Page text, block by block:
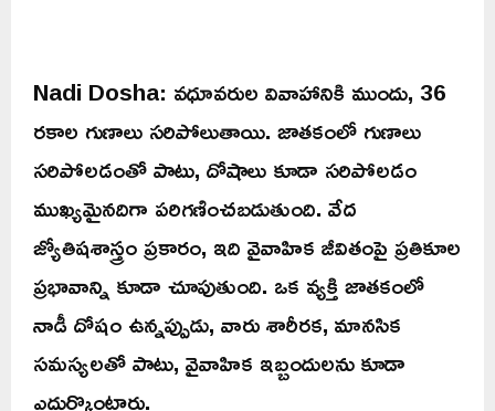
Nadi Dosha: వధూవరుల వివాహానికి ముందు, 36
రకాల గుణాలు సరిపోలుతాయి. జాతకంలో గుణాలు
సరిపోలడంతో పాటు, దోషాలు కూడా సరిపోలడం
ముఖ్యమైనదిగా పరిగణించబడుతుంది. వేద
జ్యోతిషశాస్త్రం ప్రకారం, ఇది వైవాహిక జీవితంపై ప్రతికూల
ప్రభావాన్ని కూడా చూపుతుంది. ఒక వ్యక్తి జాతకంలో
నాడీ దోషం ఉన్నప్పుడు, వారు శారీరక, మానసిక
సమస్యలతో పాటు, వైవాహిక ఇబ్బందులను కూడా
ఎదుర్కొంటారు.